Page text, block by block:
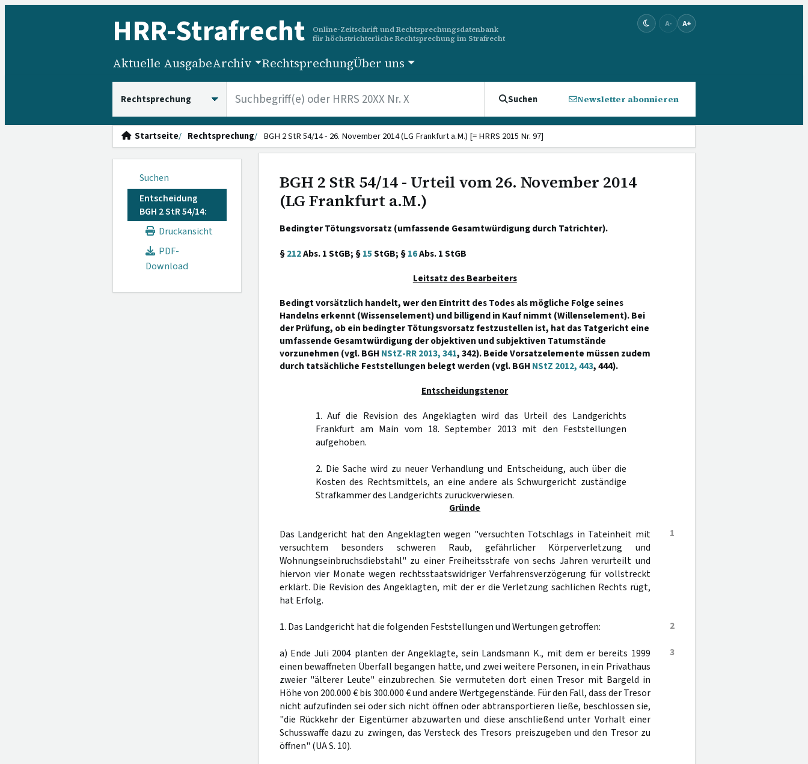
HRR-Strafrecht
Online-Zeitschrift und Rechtsprechungsdatenbank
für höchstrichterliche Rechtsprechung im Strafrecht
A- A+
Aktuelle AusgabeArchiv RechtsprechungÜber uns
Suchen Newsletter abonnieren
Startseite Rechtsprechung BGH 2 StR 54/14 - 26. November 2014 (LG Frankfurt a.M.) [= HRRS 2015 Nr. 97]
Suchen
Entscheidung
BGH 2 StR 54/14:
Druckansicht
PDF-
Download
BGH 2 StR 54/14 - Urteil vom 26. November 2014
(LG Frankfurt a.M.)
Bedingter Tötungsvorsatz (umfassende Gesamtwürdigung durch Tatrichter).
§212Abs. 1 StGB; §15StGB; §16Abs. 1 StGB
Leitsatz des Bearbeiters
Bedingt vorsätzlich handelt, wer den Eintritt des Todes als mögliche Folge seines
Handelns erkennt (Wissenselement) und billigend in Kauf nimmt (Willenselement). Bei
der Prüfung, ob ein bedingter Tötungsvorsatz festzustellen ist, hat das Tatgericht eine
umfassende Gesamtwürdigung der objektiven und subjektiven Tatumstände
vorzunehmen (vgl. BGH NStZ-RR 2013, 341, 342). Beide Vorsatzelemente müssen zudem
durch tatsächliche Feststellungen belegt werden (vgl. BGH NStZ 2012, 443, 444).
Entscheidungstenor
1. Auf die Revision des Angeklagten wird das Urteil des Landgerichts
Frankfurt am Main vom 18. September 2013 mit den Feststellungen
aufgehoben.
2. Die Sache wird zu neuer Verhandlung und Entscheidung, auch über die
Kosten des Rechtsmittels, an eine andere als Schwurgericht zuständige
Strafkammer des Landgerichts zurückverwiesen.
Gründe
1
Das Landgericht hat den Angeklagten wegen "versuchten Totschlags in Tateinheit mit
versuchtem besonders schweren Raub, gefährlicher Körperverletzung und
Wohnungseinbruchsdiebstahl" zu einer Freiheitsstrafe von sechs Jahren verurteilt und
hiervon vier Monate wegen rechtsstaatswidriger Verfahrensverzögerung für vollstreckt
erklärt. Die Revision des Angeklagten, mit der er die Verletzung sachlichen Rechts rügt,
hat Erfolg.
2
1. Das Landgericht hat die folgenden Feststellungen und Wertungen getroffen:
3
a) Ende Juli 2004 planten der Angeklagte, sein Landsmann K., mit dem er bereits 1999
einen bewaffneten Überfall begangen hatte, und zwei weitere Personen, in ein Privathaus
zweier "älterer Leute" einzubrechen. Sie vermuteten dort einen Tresor mit Bargeld in
Höhe von 200.000 € bis 300.000 € und andere Wertgegenstände. Für den Fall, dass der Tresor
nicht aufzufinden sei oder sich nicht öffnen oder abtransportieren ließe, beschlossen sie,
"die Rückkehr der Eigentümer abzuwarten und diese anschließend unter Vorhalt einer
Schusswaffe dazu zu zwingen, das Versteck des Tresors preiszugeben und den Tresor zu
öffnen" (UA S. 10).